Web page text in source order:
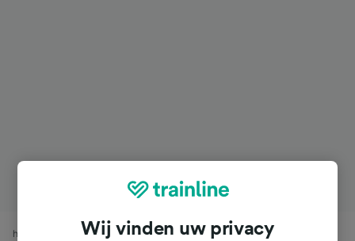
home treintijden Pau naar Bedous
Wij vinden uw privacy